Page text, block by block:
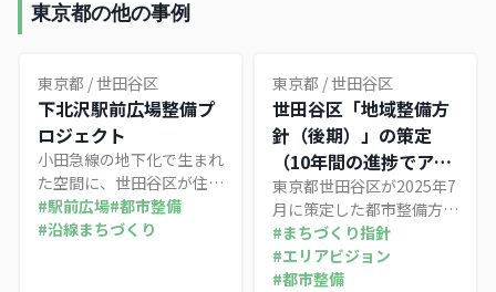
東京都の他の事例
東京都 /世田谷区
下北沢駅前広場整備プ
ロジェクト
小田急線の地下化で生まれ
た空間に、世田谷区が住民
参加で整備を進める下北沢
の新たな玄関口。半世紀以
#駅前広場#都市整備
#沿線まちづくり
東京都 /世田谷区
世田谷区「地域整備方
針（後期）」の策定
（10年間の進捗でアク
ションエリアを棚卸し
する都市計画マスター
プランの中間見直し）
東京都世田谷区が2025年7
月に策定した都市整備方針
第二部「地域整備方針（後
期）」を砧地域・成城を軸
に整理する。20年計画を
#まちづくり指針
#エリアビジョン
#都市整備